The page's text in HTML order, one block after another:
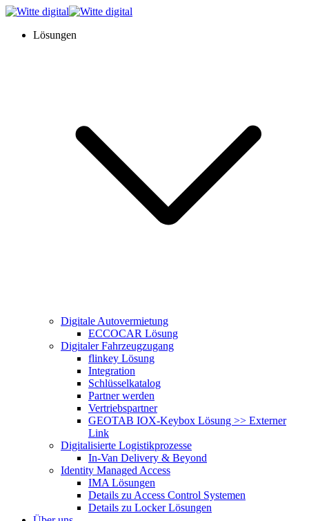
Lösungen
Digitale Autovermietung
ECCOCAR Lösung
Digitaler Fahrzeugzugang
flinkey Lösung
Integration
Schlüsselkatalog
Partner werden
Vertriebspartner
GEOTAB IOX-Keybox Lösung >> Externer
Link
Digitalisierte Logistikprozesse
In-Van Delivery & Beyond
Identity Managed Access
IMA Lösungen
Details zu Access Control Systemen
Details zu Locker Lösungen